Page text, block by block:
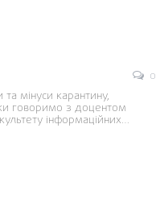
0
мінуси карантину,
говоримо з доцентом
інформаційних…